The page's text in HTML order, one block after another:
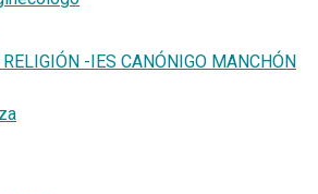
-IES CANÓNIGO MANCHÓN